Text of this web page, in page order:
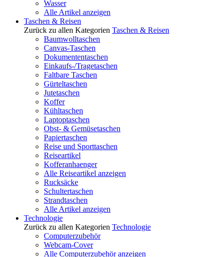
Wasser
Alle Artikel anzeigen
Taschen & Reisen
Zurück zu allen Kategorien Taschen & Reisen
Baumwolltaschen
Canvas-Taschen
Dokumententaschen
Einkaufs-/Tragetaschen
Faltbare Taschen
Gürteltaschen
Jutetaschen
Koffer
Kühltaschen
Laptoptaschen
Obst- & Gemüsetaschen
Papiertaschen
Reise und Sporttaschen
Reiseartikel
Kofferanhaenger
Alle Reiseartikel anzeigen
Rucksäcke
Schultertaschen
Strandtaschen
Alle Artikel anzeigen
Technologie
Zurück zu allen Kategorien Technologie
Computerzubehör
Webcam-Cover
Alle Computerzubehör anzeigen